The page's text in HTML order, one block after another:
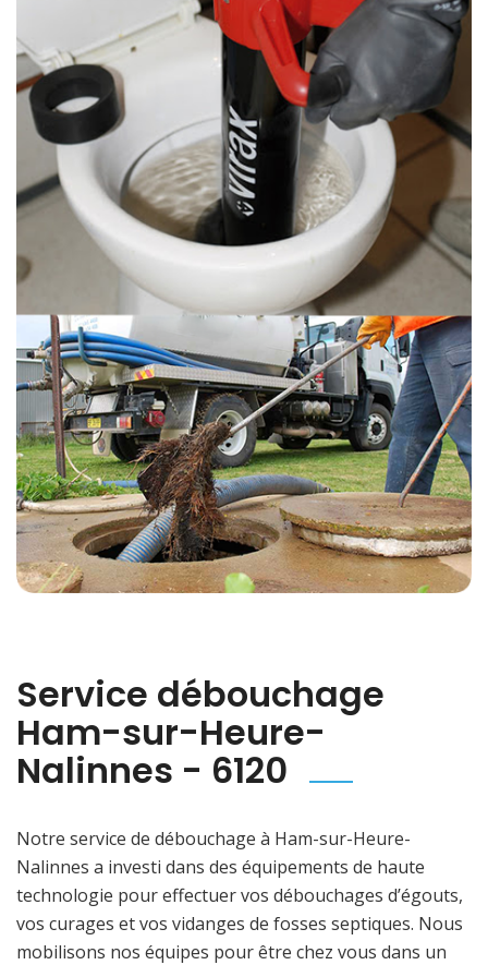
Service débouchage
Ham-sur-Heure-
Nalinnes - 6120
Notre service de débouchage à Ham-sur-Heure-
Nalinnes a investi dans des équipements de haute
technologie pour effectuer vos débouchages d’égouts,
vos curages et vos vidanges de fosses septiques. Nous
mobilisons nos équipes pour être chez vous dans un